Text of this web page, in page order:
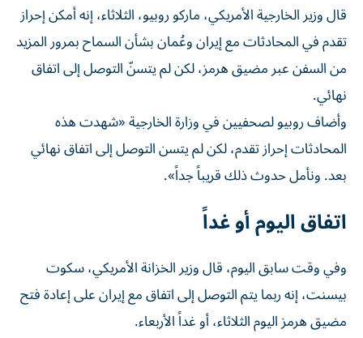
قال وزير الخارجية ​الأمريكي، ماركو ⁠روبيو، الثلاثاء، ‌إنه أمكن إحراز
تقدم ‌في المحادثات مع إيران ⁠وعُمان بشأن السماح بمرور المزيد
من السفن عبر ​مضيق هرمز، لكن لم ‌يتسنّ التوصل إلى اتفاق
⁠نهائي.
وأضاف روبيو لصحفيين في وزارة ​الخارجية «شهدت ‌هذه
المحادثات إحراز ‌تقدم، لكن لم يتسن التوصل ‌إلى ‌اتفاق ⁠نهائي
بعد. ‌ونأمل حدوث ذلك قريباً جداً».
اتفاق اليوم أو غداً
وفي وقت سابق اليوم، ‌قال وزير الخزانة الأمريكي، ⁠سكوت
بيسنت، ‌إنه ربما ‌يتم التوصل إلى ‌اتفاق مع إيران ⁠على إعادة فتح
مضيق هرمز اليوم الثلاثاء، أو غداً الأربعاء.